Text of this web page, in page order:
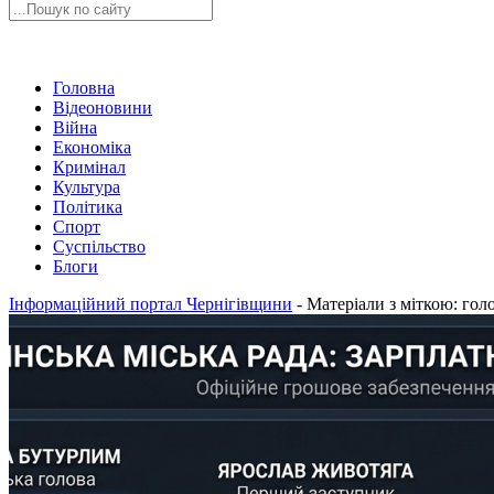
Головна
Відеоновини
Війна
Економіка
Кримінал
Культура
Політика
Спорт
Суспільство
Блоги
Інформаційний портал Чернігівщини - Матеріали з міткою: